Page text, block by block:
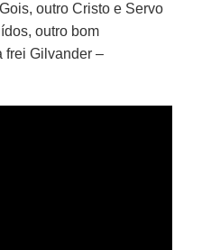
outro Cristo e Servo
outro bom
frei Gilvander –